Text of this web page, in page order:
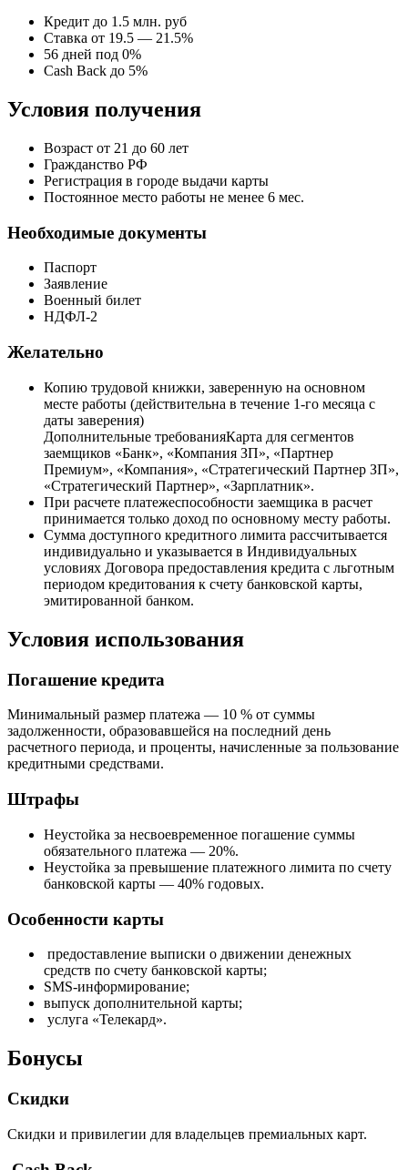
Кредит до 1.5 млн. руб
Ставка от 19.5 — 21.5%
56 дней под 0%
Cash Back до 5%
Условия получения
Возраст от 21 до 60 лет
Гражданство РФ
Регистрация в городе выдачи карты
Постоянное место работы не менее 6 мес.
Необходимые документы
Паспорт
Заявление
Военный билет
НДФЛ-2
Желательно
Копию трудовой книжки, заверенную на основном
месте работы (действительна в течение 1-го месяца с
даты заверения)
Дополнительные требованияКарта для сегментов
заемщиков «Банк», «Компания ЗП», «Партнер
Премиум», «Компания», «Стратегический Партнер ЗП»,
«Стратегический Партнер», «Зарплатник».
При расчете платежеспособности заемщика в расчет
принимается только доход по основному месту работы.
Сумма доступного кредитного лимита рассчитывается
индивидуально и указывается в Индивидуальных
условиях Договора предоставления кредита с льготным
периодом кредитования к счету банковской карты,
эмитированной банком.
Условия использования
Погашение кредита
Минимальный размер платежа — 10 % от суммы
задолженности, образовавшейся на последний день
расчетного периода, и проценты, начисленные за пользование
кредитными средствами.
Штрафы
Неустойка за несвоевременное погашение суммы
обязательного платежа — 20%.
Неустойка за превышение платежного лимита по счету
банковской карты — 40% годовых.
Особенности карты
предоставление выписки о движении денежных
средств по счету банковской карты;
SMS-информирование;
выпуск дополнительной карты;
услуга «Телекард».
Бонусы
Скидки
Скидки и привилегии для владельцев премиальных карт.